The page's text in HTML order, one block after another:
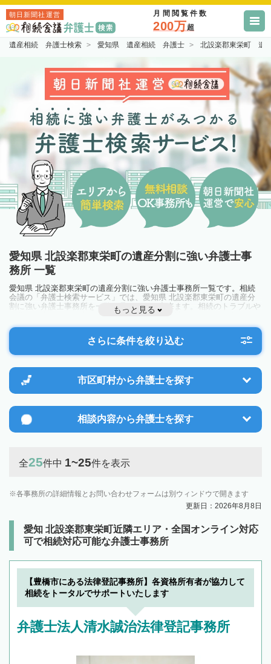
朝日新聞社運営 月間閲覧件数
200万超
遺産相続 弁護士検索 愛知県 遺産相続 弁護士 北設楽郡東栄町 遺
愛知県 北設楽郡東栄町の遺産分割に強い弁護士事
務所 一覧
愛知県 北設楽郡東栄町の遺産分割に強い弁護士事務所一覧です。相続
会議の「弁護士検索サービス」では、愛知県 北設楽郡東栄町の遺産分
割に強い弁護士事務所を一覧で見ることが出来ます。相続のトラブルや
お悩みを抱えている方は一度近隣の弁護士に相談してみましょう。
もっと見る
さらに条件を絞り込む
市区町村から弁護士を探す
相談内容から弁護士を探す
全25件中 1~25件を表示
各事務所の詳細情報とお問い合わせフォームは別ウィンドウで開きます
更新日：2026年8月8日
愛知 北設楽郡東栄町近隣エリア・全国オンライン対応
可で相続対応可能な弁護士事務所
【豊橋市にある法律登記事務所】各資格所有者が協力して
相続をトータルでサポートいたします
弁護士法人清水誠治法律登記事務所